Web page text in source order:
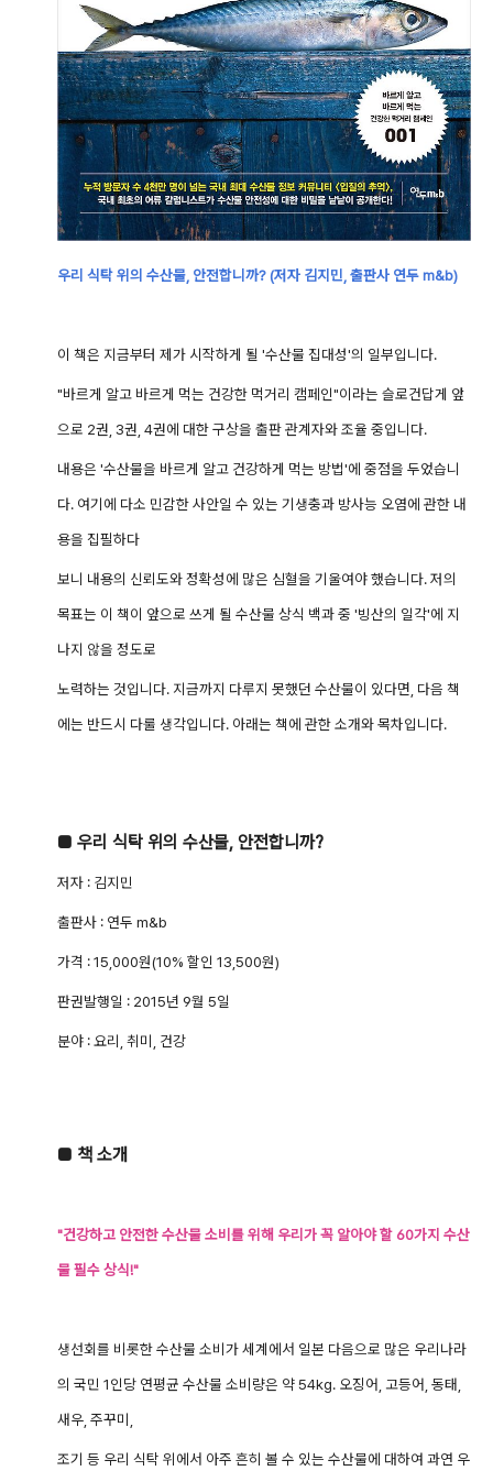
우리 식탁 위의 수산물, 안전합니까? (저자 김지민, 출판사 연두 m&b)
이 책은 지금부터 제가 시작하게 될 '수산물 집대성'의 일부입니다.
"바르게 알고 바르게 먹는 건강한 먹거리 캠페인"이라는 슬로건답게 앞
으로 2권, 3권, 4권에 대한 구상을 출판 관계자와 조율 중입니다.
내용은 '수산물을 바르게 알고 건강하게 먹는 방법'에 중점을 두었습니
다. 여기에 다소 민감한 사안일 수 있는 기생충과 방사능 오염에 관한 내
용을 집필하다
보니 내용의 신뢰도와 정확성에 많은 심혈을 기울여야 했습니다. 저의
목표는 이 책이 앞으로 쓰게 될 수산물 상식 백과 중 '빙산의 일각'에 지
나지 않을 정도로
노력하는 것입니다. 지금까지 다루지 못했던 수산물이 있다면, 다음 책
에는 반드시 다룰 생각입니다. 아래는 책에 관한 소개와 목차입니다.
■ 우리 식탁 위의 수산물, 안전합니까?
저자 : 김지민
출판사 : 연두 m&b
가격 : 15,000원(10% 할인 13,500원)
판권발행일 : 2015년 9월 5일
분야 : 요리, 취미, 건강
■ 책 소개
"건강하고 안전한 수산물 소비를 위해 우리가 꼭 알아야 할 60가지 수산
물 필수 상식!"
생선회를 비롯한 수산물 소비가 세계에서 일본 다음으로 많은 우리나라
의 국민 1인당 연평균 수산물 소비량은 약 54kg. 오징어, 고등어, 동태,
새우, 주꾸미,
조기 등 우리 식탁 위에서 아주 흔히 볼 수 있는 수산물에 대하여 과연 우